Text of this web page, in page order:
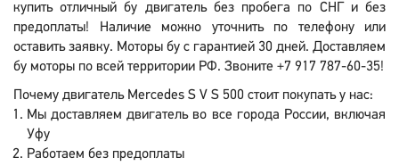
купить отличный бу двигатель без пробега по СНГ и без
предоплаты! Наличие можно уточнить по телефону или
оставить заявку. Моторы бу с гарантией 30 дней. Доставляем
бу моторы по всей территории РФ. Звоните +7 917 787-60-35!
Почему двигатель Mercedes S V S 500 стоит покупать у нас:
Мы доставляем двигатель во все города России, включая
Уфу
Работаем без предоплаты